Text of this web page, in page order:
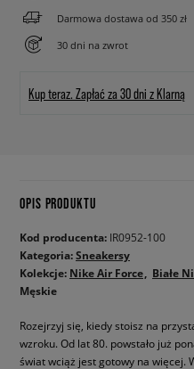
Darmowa dostawa od 350 zł
30 dni na zwrot
Kup teraz. Zapłać za 30 dni z Klarną
OPIS PRODUKTU
Kod producenta: IR0952-100
Kategoria:Sneakersy
Kolekcje: Nike Air Force Białe
Męskie
Rozejrzyj się, kiedy stoisz na
wzroku. Od lat 80. powstało już
świat wciąż jest gotowy na więcej.